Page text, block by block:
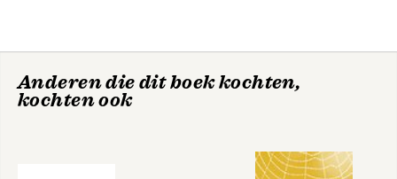
Anderen die dit boek kochten,
kochten ook